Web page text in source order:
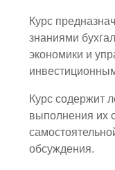
Курс
знаниями
экономики и
Курс содержит
выполнения их
обсуждения.